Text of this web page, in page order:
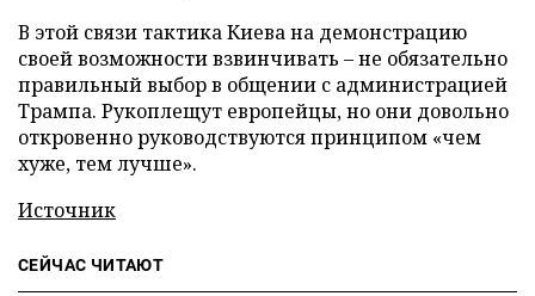
В этой связи тактика Киева на демонстрацию
своей возможности взвинчивать – не обязательно
правильный выбор в общении с администрацией
Трампа. Рукоплещут европейцы, но они довольно
откровенно руководствуются принципом «чем
хуже, тем лучше».
Источник
СЕЙЧАС ЧИТАЮТ